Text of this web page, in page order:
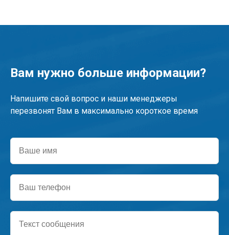
Вам нужно больше информации?
Напишите свой вопрос и наши менеджеры
перезвонят Вам в максимально короткое время
имя
телефон
сообщения